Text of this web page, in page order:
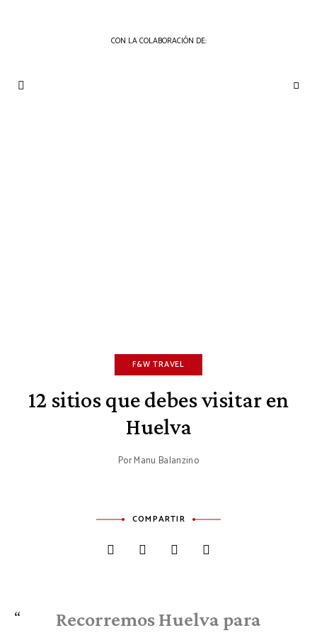
CON LA COLABORACIÓN DE:
F&W TRAVEL
12 sitios que debes visitar en
Huelva
PorManu Balanzino
COMPARTIR
Recorremos Huelva para